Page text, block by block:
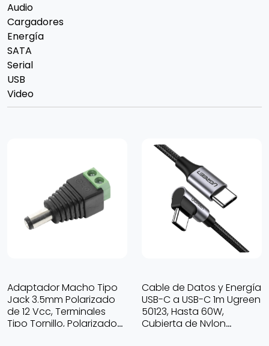
Audio
Cargadores
Energía
SATA
Serial
USB
Video
Adaptador Macho Tipo
Jack 3.5mm Polarizado
de 12 Vcc, Terminales
Tipo Tornillo, Polarizado
Cable de Datos y Energía
USB-C a USB-C 1m Ugreen
50123, Hasta 60W,
Cubierta de Nylon